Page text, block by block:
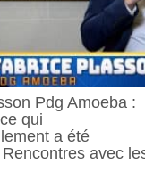
Pdg Amoeba :
qui
a été
avec